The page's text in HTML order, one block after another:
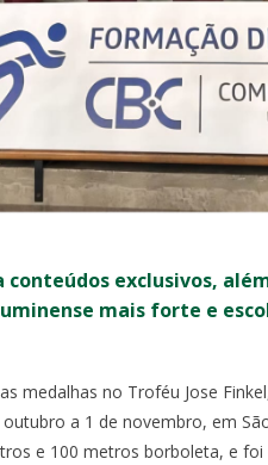
conteúdos exclusivos,
mais forte e
medalhas no Troféu Jose
a 1 de novembro, em
e 100 metros borboleta, e